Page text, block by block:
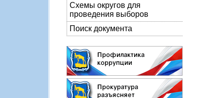
Схемы округов для
проведения выборов
Поиск документа